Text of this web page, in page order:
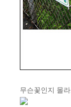
무슨꽃인지 몰